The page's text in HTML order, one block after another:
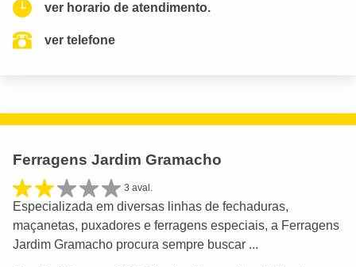
ver horario de atendimento.
ver telefone
Ferragens Jardim Gramacho
3 aval.
Especializada em diversas linhas de fechaduras,
maçanetas, puxadores e ferragens especiais, a Ferragens
Jardim Gramacho procura sempre buscar ...